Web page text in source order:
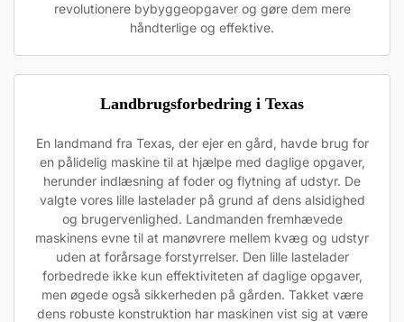
revolutionere bybyggeopgaver og gøre dem mere
håndterlige og effektive.
Landbrugsforbedring i Texas
En landmand fra Texas, der ejer en gård, havde brug for
en pålidelig maskine til at hjælpe med daglige opgaver,
herunder indlæsning af foder og flytning af udstyr. De
valgte vores lille lastelader på grund af dens alsidighed
og brugervenlighed. Landmanden fremhævede
maskinens evne til at manøvrere mellem kvæg og udstyr
uden at forårsage forstyrrelser. Den lille lastelader
forbedrede ikke kun effektiviteten af daglige opgaver,
men øgede også sikkerheden på gården. Takket være
dens robuste konstruktion har maskinen vist sig at være